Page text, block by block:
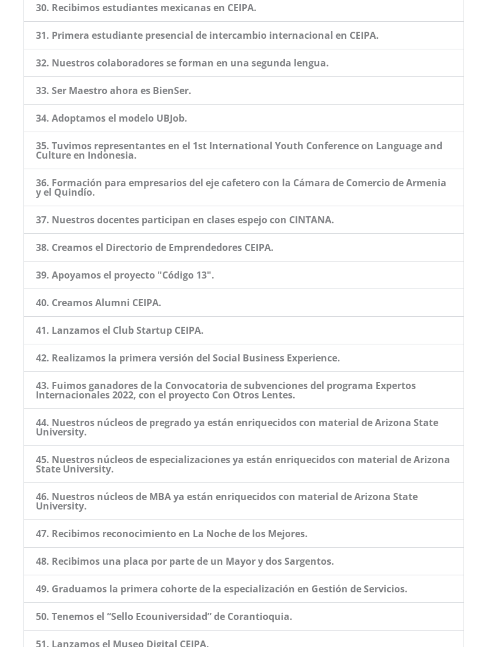
30. Recibimos estudiantes mexicanas en CEIPA.
31. Primera estudiante presencial de intercambio internacional en CEIPA.
32. Nuestros colaboradores se forman en una segunda lengua.
33. Ser Maestro ahora es BienSer.
34. Adoptamos el modelo UBJob.
35. Tuvimos representantes en el 1st International Youth Conference on Language and
Culture en Indonesia.
36. Formación para empresarios del eje cafetero con la Cámara de Comercio de Armenia
y el Quindío.
37. Nuestros docentes participan en clases espejo con CINTANA.
38. Creamos el Directorio de Emprendedores CEIPA.
39. Apoyamos el proyecto "Código 13".
40. Creamos Alumni CEIPA.
41. Lanzamos el Club Startup CEIPA.
42. Realizamos la primera versión del Social Business Experience.
43. Fuimos ganadores de la Convocatoria de subvenciones del programa Expertos
Internacionales 2022, con el proyecto Con Otros Lentes.
44. Nuestros núcleos de pregrado ya están enriquecidos con material de Arizona State
University.
45. Nuestros núcleos de especializaciones ya están enriquecidos con material de Arizona
State University.
46. Nuestros núcleos de MBA ya están enriquecidos con material de Arizona State
University.
47. Recibimos reconocimiento en La Noche de los Mejores.
48. Recibimos una placa por parte de un Mayor y dos Sargentos.
49. Graduamos la primera cohorte de la especialización en Gestión de Servicios.
50. Tenemos el “Sello Ecouniversidad” de Corantioquia.
51. Lanzamos el Museo Digital CEIPA.